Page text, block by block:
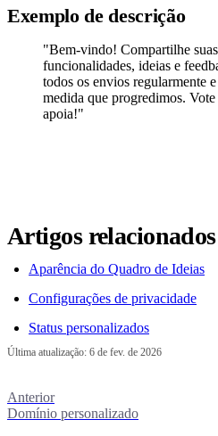
Exemplo de descrição
"Bem-vindo! Compartilhe
funcionalidades, ideias e
todos os envios regularmente
medida que progredimos.
apoia!"
Artigos relacionados
Aparência do Quadro de Ideias
Configurações de privacidade
Status personalizados
Última atualização: 6 de fev. de 2026
Anterior
Domínio personalizado